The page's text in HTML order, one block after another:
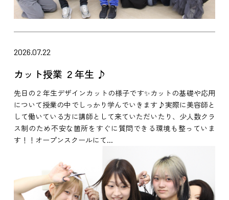
2026.07.22
カット授業 ２年生 ♪
先日の２年生デザインカットの様子です✨カットの基礎や応用
について授業の中でしっかり学んでいきます♪実際に美容師と
して働いている方に講師として来ていただいたり、少人数クラ
ス制のため不安な箇所をすぐに質問できる環境も整っていま
す！！オープンスクールにて...